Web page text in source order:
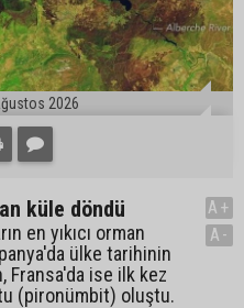
2026
küle döndü
en yıkıcı orman
ülke tarihinin
Fransa'da ise ilk kez
(pironümbit) oluştu.
A+
A-